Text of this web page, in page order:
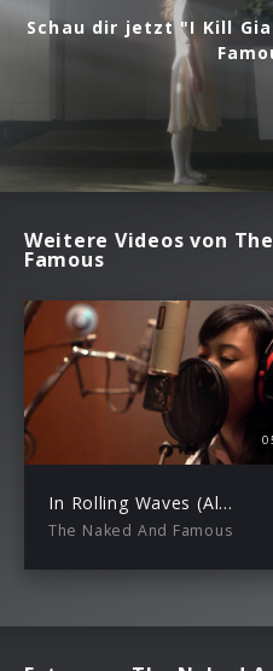
Schau dir jetzt "I Kill
Weitere Videos von
Famous
In Rolling Waves (Albumtrailer)
The Naked And Famous